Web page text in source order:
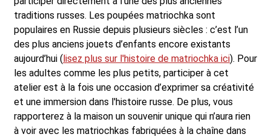
traditions russes. Les poupées matriochka sont
populaires en Russie depuis plusieurs siècles : c’est l’un
des plus anciens jouets d’enfants encore existants
aujourd’hui (lisez plus sur l'histoire de matriochka ici). Pour
les adultes comme les plus petits, participer à cet
atelier est à la fois une occasion d’exprimer sa créativité
et une immersion dans l'histoire russe. De plus, vous
rapporterez à la maison un souvenir unique qui n’aura rien
à voir avec les matriochkas fabriquées à la chaîne dans